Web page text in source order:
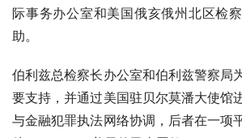
际事务办公室和美国俄亥俄州北区检
助。
伯利兹总检察长办公室和伯利兹警察局
要支持，并通过美国驻贝尔莫潘大使馆
与金融犯罪执法网络协调，后者在一项